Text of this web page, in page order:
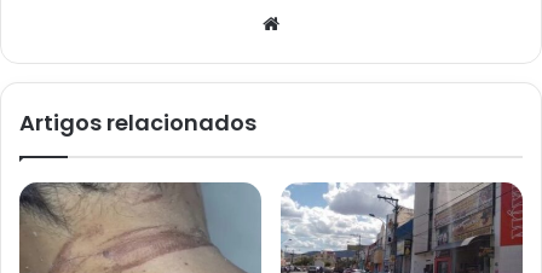
Artigos relacionados